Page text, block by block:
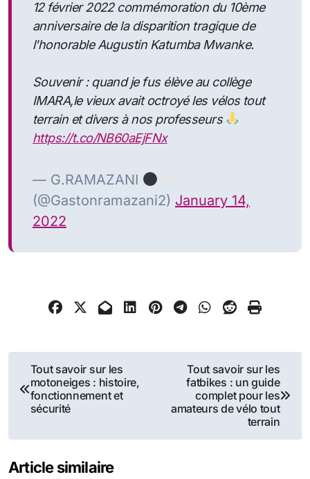
12 février 2022 commémoration du 10ème
anniversaire de la disparition tragique de
l'honorable Augustin Katumba Mwanke.
Souvenir : quand je fus élève au collège
IMARA,le vieux avait octroyé les vélos tout
terrain et divers à nos professeurs
https://t.co/NB60aEjFNx
— G.RAMAZANI
(@Gastonramazani2) January 14,
2022
Navigation
de
Tout savoir sur les
motoneiges : histoire,
fonctionnement et
sécurité
Tout savoir sur les
fatbikes : un guide
complet pour les
amateurs de vélo tout
terrain
Article similaire